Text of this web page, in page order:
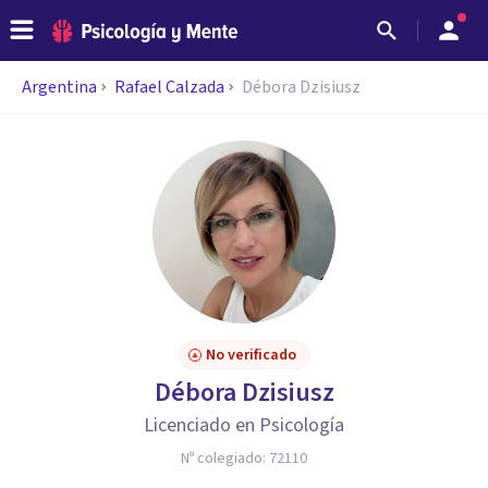
Argentina Rafael Calzada Débora Dzisiusz
No verificado
Débora Dzisiusz
Licenciado en Psicología
Nº colegiado: 72110